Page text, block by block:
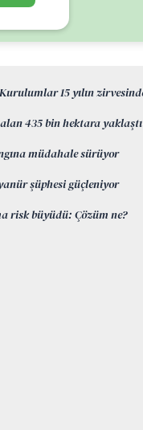
15 yılın
435 bin hektara yaklaştı
müdahale sürüyor
şüphesi güçleniyor
risk büyüdü: Çözüm ne?